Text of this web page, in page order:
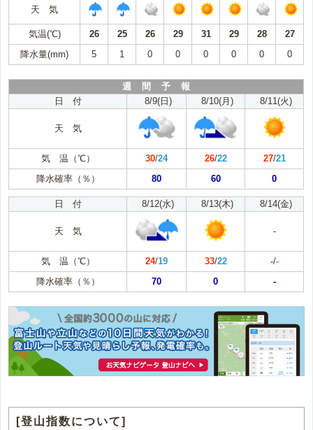
天 気
気温(℃) 26 25 26 29 31 29 28
27
降水量(mm)
5 1 0 0 0 0 0 0
週 間 予 報
日 付
8/9(日) 8/10(月) 8/11(火)
天 気
気 温（℃） 30/24 26/22 27/21
降水確率（％）
80 60 0
日 付 8/12(水) 8/13(木) 8/14(金)
天 気 -
気 温（℃） 24/19 33/22 -/-
降水確率（％）
70 0 -
[登山指数について]